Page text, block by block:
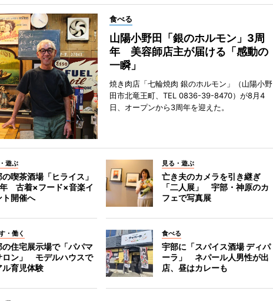
食べる
山陽小野田「銀のホルモン」3周
年 美容師店主が届ける「感動の
一瞬」
焼き肉店「七輪焼肉 銀のホルモン」（山陽小野
田市北竜王町、TEL 0836-39-8470）が8月4
日、オープンから3周年を迎えた。
遊ぶ
喫茶酒場「ヒライス」
古着×フード×音楽イ
ト開催へ
見る・遊ぶ
亡き夫のカメラを引き継ぎ
「二人展」 宇部・神原のカ
フェで写真展
・働く
の住宅展示場で「パパマ
ロン」 モデルハウスで
ル育児体験
食べる
宇部に「スパイス酒場 ディパ
ーラ」 ネパール人男性が出
店、昼はカレーも